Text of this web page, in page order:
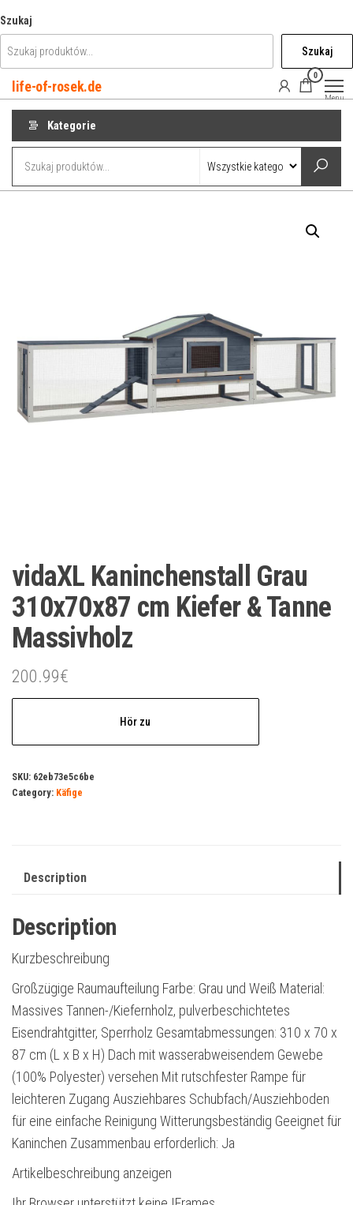
do
treści
Szukaj
Szukaj
life-of-rosek.de
0
Menu
Kategorie
vidaXL Kaninchenstall Grau
310x70x87 cm Kiefer & Tanne
Massivholz
200.99€
Hör zu
SKU: 62eb73e5c6be
Category: Käfige
Description
Description
Kurzbeschreibung
Großzügige Raumaufteilung Farbe: Grau und Weiß Material:
Massives Tannen-/Kiefernholz, pulverbeschichtetes
Eisendrahtgitter, Sperrholz Gesamtabmessungen: 310 x 70 x
87 cm (L x B x H) Dach mit wasserabweisendem Gewebe
(100% Polyester) versehen Mit rutschfester Rampe für
leichteren Zugang Ausziehbares Schubfach/Ausziehboden
für eine einfache Reinigung Witterungsbeständig Geeignet für
Kaninchen Zusammenbau erforderlich: Ja
Artikelbeschreibung anzeigen